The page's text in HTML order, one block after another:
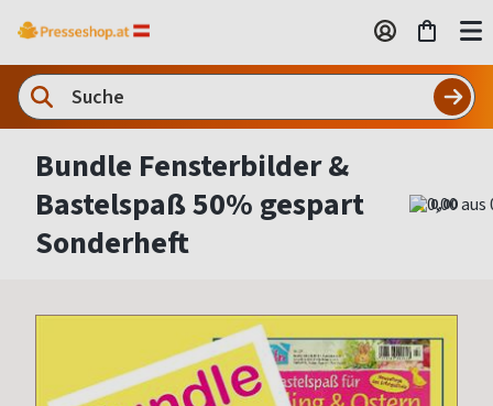
Bundle Fensterbilder &
Bastelspaß 50% gespart
Sonderheft
0,00